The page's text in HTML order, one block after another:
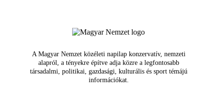
A Magyar Nemzet közéleti napilap konzervatív, nemzeti
alapról, a tényekre építve adja közre a legfontosabb
társadalmi, politikai, gazdasági, kulturális és sport témájú
információkat.